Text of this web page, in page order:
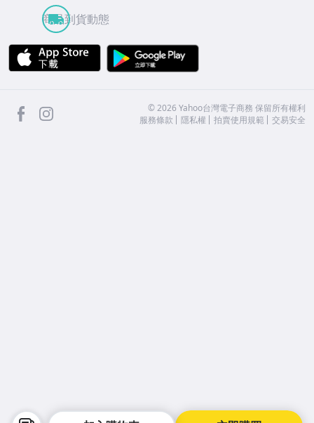
商品到貨動態
APP Store
facebook ©2026 Yahoo台灣電子商務 保留所有權利
服務條款
隱私權 拍賣使用規範 交易安全